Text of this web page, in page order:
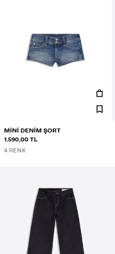
MINI DENIM ŞORT
1.590,00 TL
4 RENK